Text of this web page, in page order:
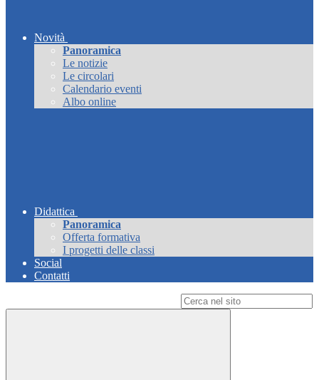
Novità
Panoramica
Le notizie
Le circolari
Calendario eventi
Albo online
Didattica
Panoramica
Offerta formativa
I progetti delle classi
Social
Contatti